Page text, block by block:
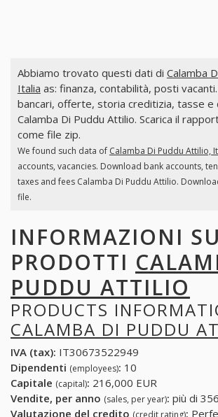
Abbiamo trovato questi dati di Calamba
Italia as: finanza, contabilità, posti
bancari, offerte, storia creditizia, tasse e
Calamba Di Puddu Attilio. Scarica il
come file zip.
We found such data of Calamba Di Puddu Attilio,
accounts, vacancies. Download bank accounts,
taxes and fees Calamba Di Puddu Attilio.
file.
INFORMAZIONI
PRODOTTI
PUDDU ATTILIO
PRODUCTS
CALAMBA DI PUDDU
IVA (tax): IT30673522949
Dipendenti (employees): 10
Capitale (capital): 216,000 EUR
Vendite, per anno (sales, per year): più di
Valutazione del credito
: